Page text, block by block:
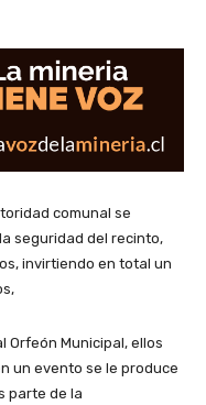
comunal se
seguridad del recinto,
invirtiendo en total un
Orfeón Municipal, ellos
un evento se le produce
parte de la